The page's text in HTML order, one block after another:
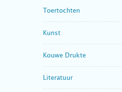
Toertochten
Kunst
Kouwe Drukte
Literatuur